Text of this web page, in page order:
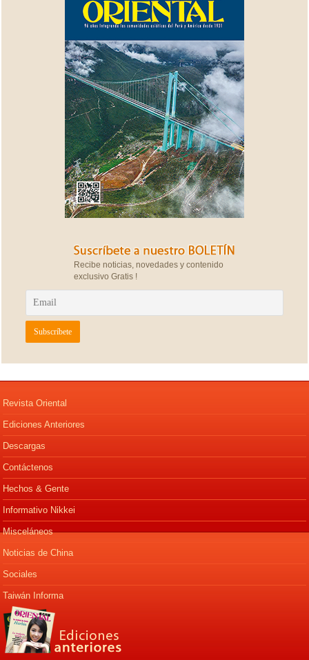
Recibe noticias, novedades y contenido
exclusivo Gratis !
Revista Oriental
Ediciones Anteriores
Descargas
Contáctenos
Hechos & Gente
Informativo Nikkei
Misceláneos
Noticias de China
Sociales
Taiwán Informa